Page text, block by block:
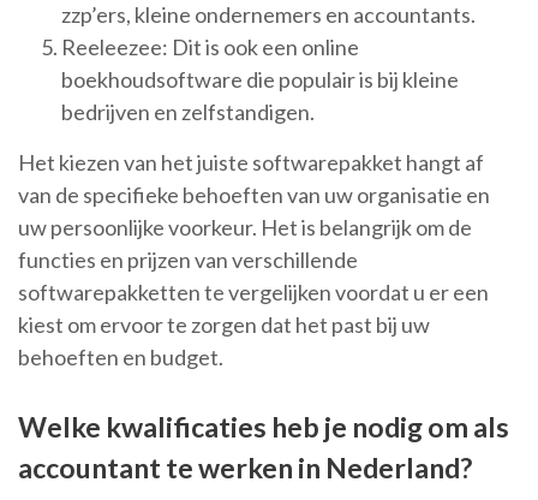
zzp’ers, kleine ondernemers en accountants.
Reeleezee: Dit is ook een online
boekhoudsoftware die populair is bij kleine
bedrijven en zelfstandigen.
Het kiezen van het juiste softwarepakket hangt af
van de specifieke behoeften van uw organisatie en
uw persoonlijke voorkeur. Het is belangrijk om de
functies en prijzen van verschillende
softwarepakketten te vergelijken voordat u er een
kiest om ervoor te zorgen dat het past bij uw
behoeften en budget.
Welke kwalificaties heb je nodig om als
accountant te werken in Nederland?